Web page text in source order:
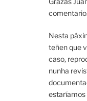
Nesta
teñen que
caso,
nunha
estaríamos